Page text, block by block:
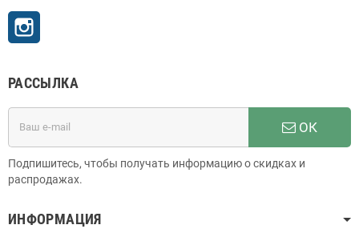
РАССЫЛКА
ОК
Подпишитесь, чтобы получать информацию о скидках и
распродажах.
ИНФОРМАЦИЯ